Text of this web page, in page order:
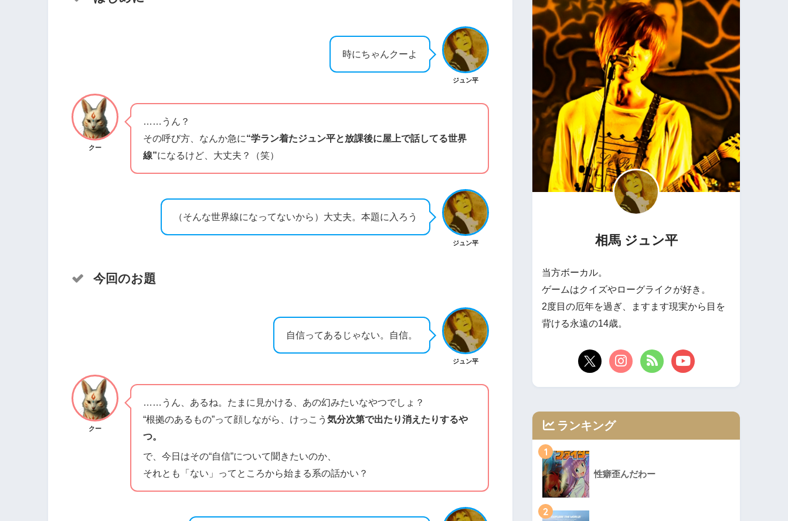
ジュン平
時にちゃんクーよ
クー
……うん？
その呼び方、なんか急に“学ラン着たジュン平と放課後に屋上で話してる世界
線”になるけど、大丈夫？（笑）
ジュン平
（そんな世界線になってないから）大丈夫。本題に入ろう
今回のお題
ジュン平
自信ってあるじゃない。自信。
クー
……うん、あるね。たまに見かける、あの幻みたいなやつでしょ？
“根拠のあるもの”って顔しながら、けっこう 気分次第で出たり消えたりするや
つ。
で、今日はその“自信”について聞きたいのか、
それとも「ない」ってところから始まる系の話かい？
相馬 ジュン平
当方ボーカル。
ゲームはクイズやローグライクが好き。
2度目の厄年を過ぎ、ますます現実から目を
背ける永遠の14歳。
ランキング
1
性癖歪んだわー
2